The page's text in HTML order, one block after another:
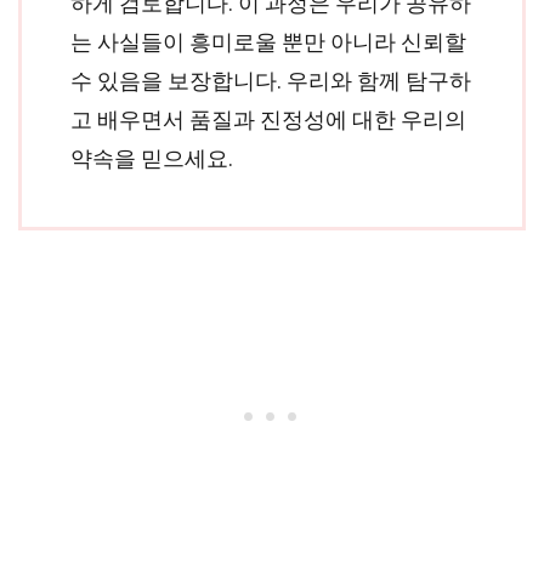
는 사실들이 흥미로울 뿐만 아니라 신뢰할
수 있음을 보장합니다. 우리와 함께 탐구하
고 배우면서 품질과 진정성에 대한 우리의
약속을 믿으세요.